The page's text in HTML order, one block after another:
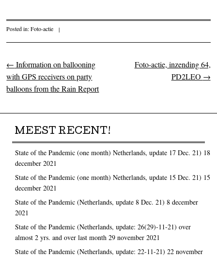
Posted in:Foto-actie |
Post navigation
← Information on ballooning
with GPS receivers on party
balloons from the Rain Report
Foto-actie, inzending 64,
PD2LEO →
MEEST RECENT!
State of the Pandemic (one month) Netherlands, update 17 Dec. 21) 18
december 2021
State of the Pandemic (one month) Netherlands, update 15 Dec. 21) 15
december 2021
State of the Pandemic (Netherlands, update 8 Dec. 21) 8 december
2021
State of the Pandemic (Netherlands, update: 26(29)-11-21) over
almost 2 yrs. and over last month 29 november 2021
State of the Pandemic (Netherlands, update: 22-11-21) 22 november